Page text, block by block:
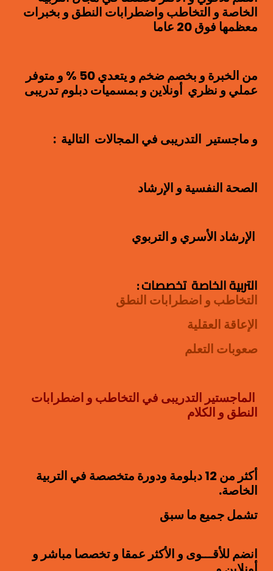
الخاصة و التخاطب واضطرابات النطق و بخبرات
معظمها فوق 20 عاما
من الخبرة و بخصم ضخم و يتعدي 50 % و متوفر
عملي و نظري أونلاين و بمسميات دبلوم تدريبى
و ماجستير التدريبى في المجالات التالية :
الصحة النفسية و الإرشاد
الإرشاد الأسري و التربوي
التربية الخاصة تخصصات :
التخاطب و اضطرابات النطق
الإعاقة العقلية
صعوبات التعلم
الماجستير التدريبى في التخاطب و اضطرابات
النطق و الكلام
أكثر من 12 دبلومة ودورة متخصصة في التربية
الخاصة.
تشمل جميع ما سبق
انضم للأقـــوى و الأكثر عمقا و تخصصا مباشر و